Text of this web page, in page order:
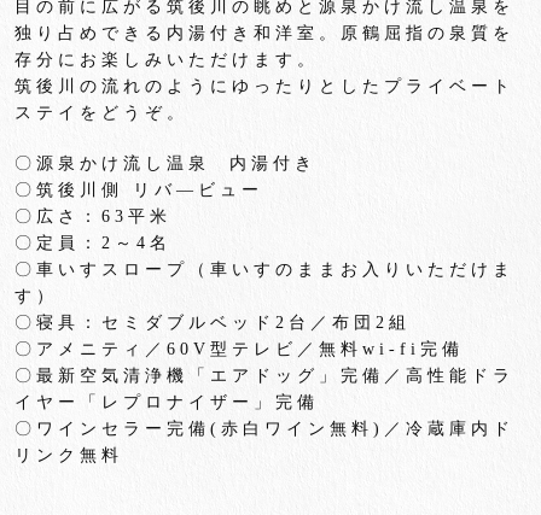
目の前に広がる筑後川の眺めと源泉かけ流し温泉を
独り占めできる内湯付き和洋室。原鶴屈指の泉質を
存分にお楽しみいただけます。
筑後川の流れのようにゆったりとしたプライベート
ステイをどうぞ。
〇源泉かけ流し温泉 内湯付き
〇筑後川側 リバ―ビュー
〇広さ：63平米
〇定員：2～4名
〇車いすスロープ（車いすのままお入りいただけま
す）
〇寝具：セミダブルベッド2台／布団2組
〇アメニティ／60V型テレビ／無料wi-fi完備
〇最新空気清浄機「エアドッグ」完備／高性能ドラ
イヤー「
レプロナイザー」完備
〇ワインセラー完備 ( 赤白ワイン無料 ) ／冷蔵庫内ド
リンク無料